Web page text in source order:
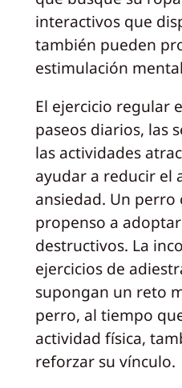
interactivos que
también pueden
estimulación
El ejercicio regular
paseos diarios, las
las actividades
ayudar a reducir el
ansiedad. Un perro
propenso a
destructivos. La
ejercicios de
supongan un reto
perro, al tiempo
actividad física,
reforzar su vínculo.